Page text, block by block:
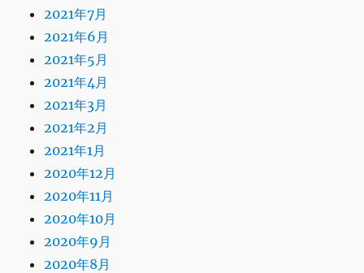
2021年7月
2021年6月
2021年5月
2021年4月
2021年3月
2021年2月
2021年1月
2020年12月
2020年11月
2020年10月
2020年9月
2020年8月